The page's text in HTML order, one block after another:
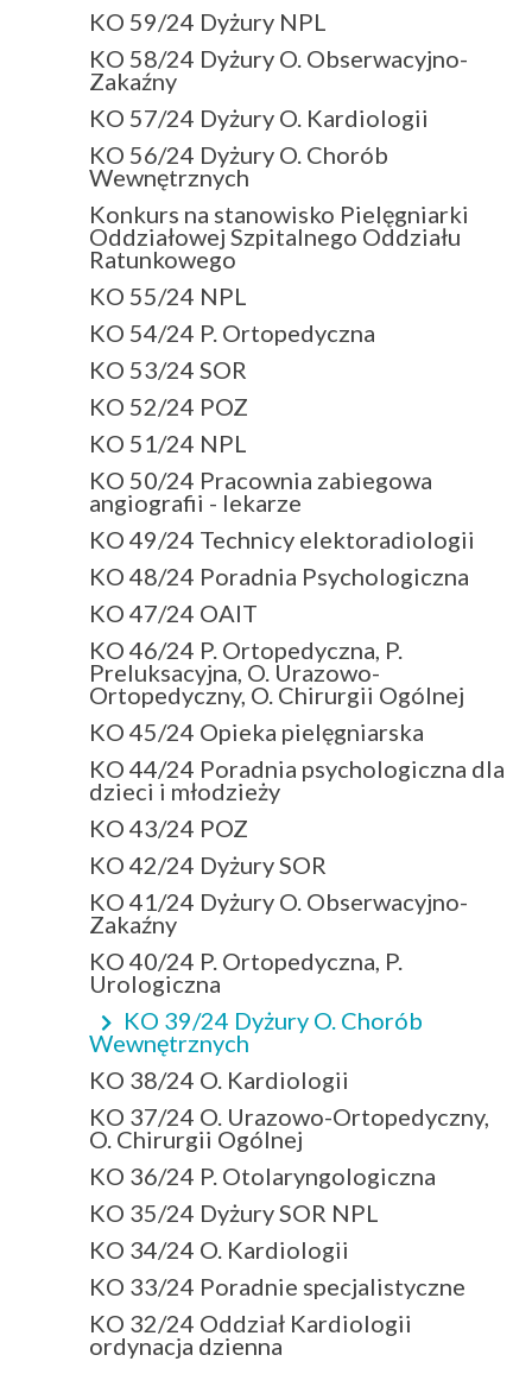
KO 59/24 Dyżury NPL
KO 58/24 Dyżury O. Obserwacyjno-
Zakaźny
KO 57/24 Dyżury O. Kardiologii
KO 56/24 Dyżury O. Chorób
Wewnętrznych
Konkurs na stanowisko Pielęgniarki
Oddziałowej Szpitalnego Oddziału
Ratunkowego
KO 55/24 NPL
KO 54/24 P. Ortopedyczna
KO 53/24 SOR
KO 52/24 POZ
KO 51/24 NPL
KO 50/24 Pracownia zabiegowa
angiografii - lekarze
KO 49/24 Technicy elektoradiologii
KO 48/24 Poradnia Psychologiczna
KO 47/24 OAIT
KO 46/24 P. Ortopedyczna, P.
Preluksacyjna, O. Urazowo-
Ortopedyczny, O. Chirurgii Ogólnej
KO 45/24 Opieka pielęgniarska
KO 44/24 Poradnia psychologiczna dla
dzieci i młodzieży
KO 43/24 POZ
KO 42/24 Dyżury SOR
KO 41/24 Dyżury O. Obserwacyjno-
Zakaźny
KO 40/24 P. Ortopedyczna, P.
Urologiczna
KO 39/24 Dyżury O. Chorób
Wewnętrznych
KO 38/24 O. Kardiologii
KO 37/24 O. Urazowo-Ortopedyczny,
O. Chirurgii Ogólnej
KO 36/24 P. Otolaryngologiczna
KO 35/24 Dyżury SOR NPL
KO 34/24 O. Kardiologii
KO 33/24 Poradnie specjalistyczne
KO 32/24 Oddział Kardiologii
ordynacja dzienna